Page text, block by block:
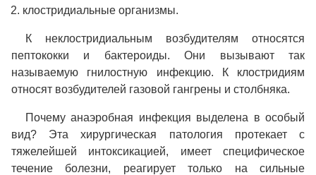
клостридиальные организмы.
К неклостридиальным возбудителям относятся
пептококки и бактероиды. Они вызывают так
называемую гнилостную инфекцию. К клостридиям
относят возбудителей газовой гангрены и столбняка.
Почему анаэробная инфекция выделена в особый
вид? Эта хирургическая патология протекает с
тяжелейшей интоксикацией, имеет специфическое
течение болезни, реагирует только на сильные